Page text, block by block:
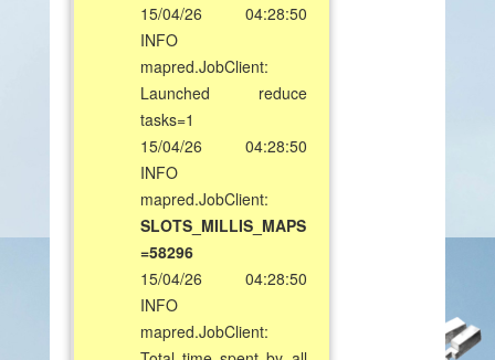
15/04/26 04:28:50
INFO
mapred.JobClient:
Launched reduce
tasks=1
15/04/26 04:28:50
INFO
mapred.JobClient:
SLOTS_MILLIS_MAPS
=58296
15/04/26 04:28:50
INFO
mapred.JobClient: